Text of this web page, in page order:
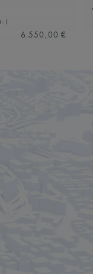
1
6.550,00 €